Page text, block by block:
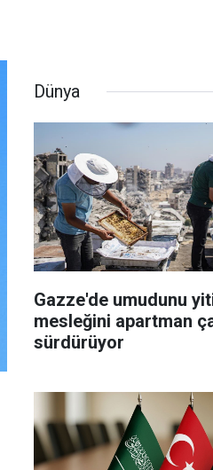
Dünya
Gazze'de umudunu
mesleğini apartman
sürdürüyor